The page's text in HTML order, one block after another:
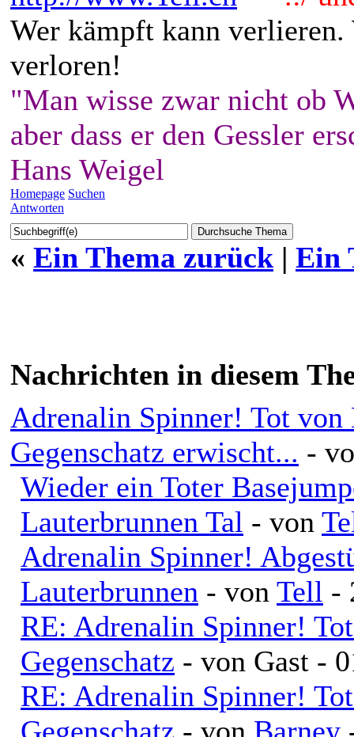
Wer kämpft kann
verloren!
"Man wisse zwar nicht ob
aber dass er den Gessler
Hans Weigel
Homepage Suchen
Antworten
« Ein Thema zurück | Ein
Nachrichten in diesem
Adrenalin Spinner! Tot
Gegenschatz erwischt... -
Wieder ein Toter
Lauterbrunnen Tal - von
Adrenalin Spinner!
Lauterbrunnen - von Tell -
RE: Adrenalin Spinner!
Gegenschatz - von Gast -
RE: Adrenalin Spinner!
Gegenschatz - von Barney